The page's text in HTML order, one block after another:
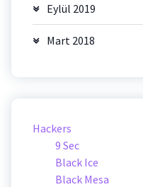
Eylül 2019
Mart 2018
Hackers
9 Sec
Black Ice
Black Mesa